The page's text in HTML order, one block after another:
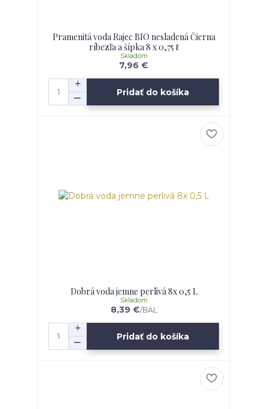
Pramenitá voda Rajec BIO nesladená Čierna
ríbezľa a šípka 8 x 0,75 ℓ
7,96 €
Skladom
Pridať do košíka
Dobrá voda jemne perlivá 8x 0,5 L
8,39 €/BAL
Skladom
Pridať do košíka